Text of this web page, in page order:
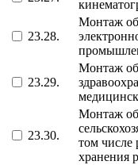
23.28.
Монтаж
23.29.
Монтаж
23.30.
Монтаж
том числе
хранения